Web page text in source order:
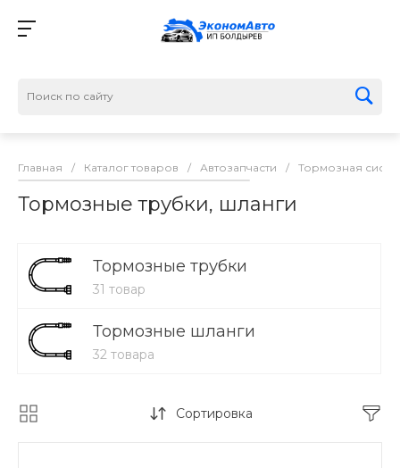
Главная / Каталог товаров / Автозапчасти / Тормозная
Тормозные трубки, шланги
Тормозные трубки
31 товар
Тормозные шланги
32 товара
Сортировка